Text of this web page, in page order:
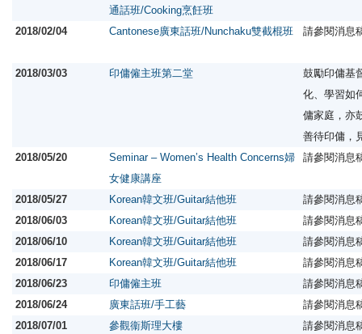
通話班/Cooking烹飪班
2018/02/04 Cantonese廣東話班/Nunchaku雙截棍班 請參閱消息
2018/03/03 印傭僱主班第二堂
鼓勵印傭基
化、學習如
傭家庭，亦
善待印傭，
2018/05/20
Seminar – Women’s Health Concerns婦
女健康講座
請參閱消息
2018/05/27 Korean韓文班/Guitar結他班
請參閱消息
2018/06/03
Korean韓文班/Guitar結他班
請參閱消息
2018/06/10
Korean韓文班/Guitar結他班
請參閱消息
2018/06/17
Korean韓文班/Guitar結他班
請參閱消息
2018/06/23
印傭僱主班
請參閱消息
2018/06/24
廣東話班/手工藝
請參閱消息
2018/07/01
參觀衞斯理大樓
請參閱消息